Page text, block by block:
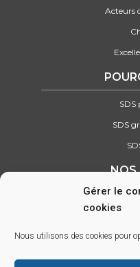
Gérer le
cookies
Nous utilisons des cookies pour
Acteurs
SDS
SDS
NOS
Retrouvez